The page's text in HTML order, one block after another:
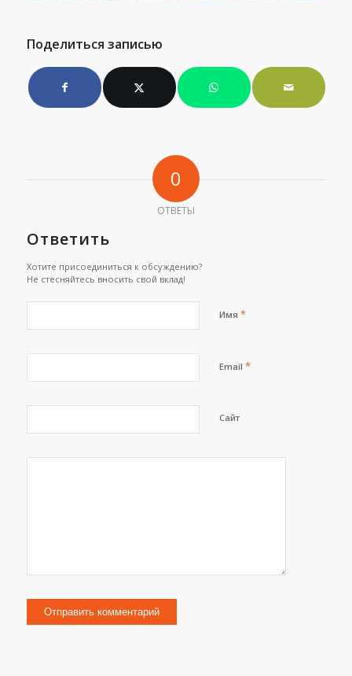
Поделиться записью
0
ОТВЕТЫ
Ответить
Хотите присоединиться к обсуждению?
Не стесняйтесь вносить свой вклад!
Имя *
Email *
Сайт